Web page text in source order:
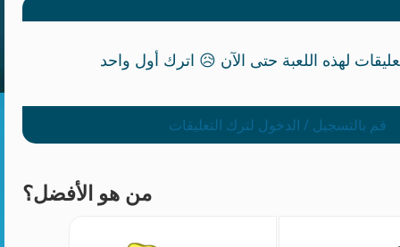
قم بالتسجيل / الدخول لترك التعليقات
من هو الأفضل؟